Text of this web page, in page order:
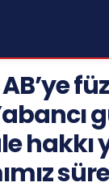
hakkı